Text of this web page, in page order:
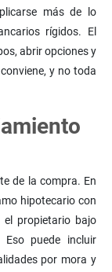
más de lo
rígidos. El
abrir opciones y
y no toda
de la compra. En
hipotecario con
el propietario bajo
Eso puede incluir
por mora y